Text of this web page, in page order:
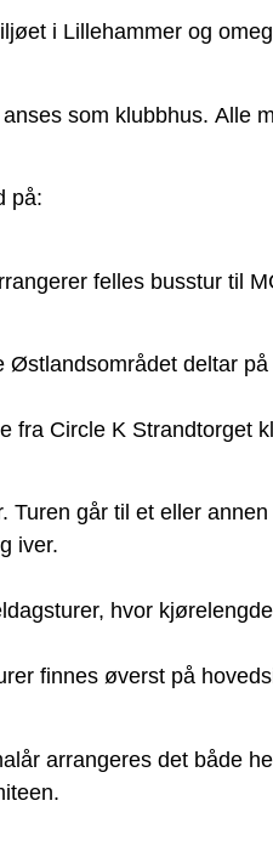
i Lillehammer og
som klubbhus. Alle
på:
felles busstur til
deltar
fra Circle K Strandtorget
går til et eller
iver.
hvor
finnes øverst på
arrangeres det både